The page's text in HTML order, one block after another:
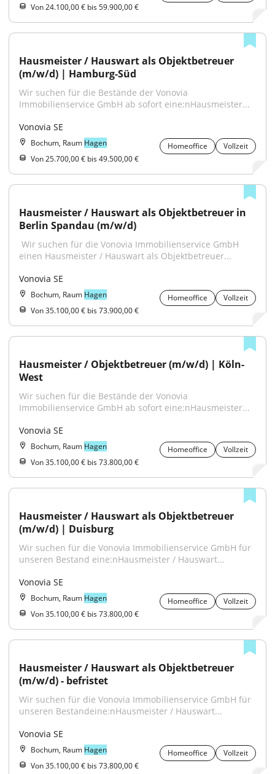
Von 24.100,00 € bis 59.900,00 €
Hausmeister / Hauswart als Objektbetreuer
(m/w/d) | Hamburg-Süd
Wir suchen für die Bestände der Vonovia
Immobilienservice GmbH ab sofort eine:nHausmeister...
Vonovia SE
Bochum, Raum Hagen Homeoffice
Vollzeit
Von 25.700,00 € bis 49.500,00 €
Hausmeister / Hauswart als Objektbetreuer in
Berlin Spandau (m/w/d)
​ Wir suchen für die Vonovia Immobilienservice GmbH
einen Hausmeister / Hauswart als Objektbetreuer...
Vonovia SE
Bochum, Raum Hagen Homeoffice
Vollzeit
Von 35.100,00 € bis 73.900,00 €
Hausmeister / Objektbetreuer (m/w/d) | Köln-
West
Wir suchen für die Bestände der Vonovia
Immobilienservice GmbH ab sofort eine:nHausmeister...
Vonovia SE
Bochum, Raum Hagen Homeoffice
Vollzeit
Von 35.100,00 € bis 73.800,00 €
Hausmeister / Hauswart als Objektbetreuer
(m/w/d) | Duisburg
Wir suchen für die Vonovia Immobilienservice GmbH für
unseren Bestand eine:nHausmeister / Hauswart...
Vonovia SE
Bochum, Raum Hagen Homeoffice
Vollzeit
Von 35.100,00 € bis 73.800,00 €
Hausmeister / Hauswart als Objektbetreuer
(m/w/d) - befristet
Wir suchen für die Vonovia Immobilienservice GmbH für
unseren Bestandeine:nHausmeister / Hauswart...
Vonovia SE
Bochum, Raum Hagen Homeoffice
Vollzeit
Von 35.100,00 € bis 73.800,00 €